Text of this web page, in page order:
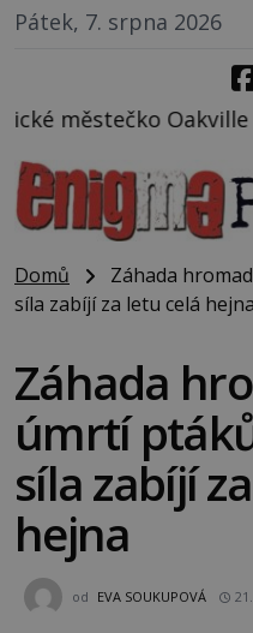
Pátek, 7. srpna 2026
se z nebe snáší
Domů
Záhada
síla zabíjí za letu celá hejna
Záhada
úmrtí
síla zabíjí
hejna
od EVA SOUKUPOVÁ